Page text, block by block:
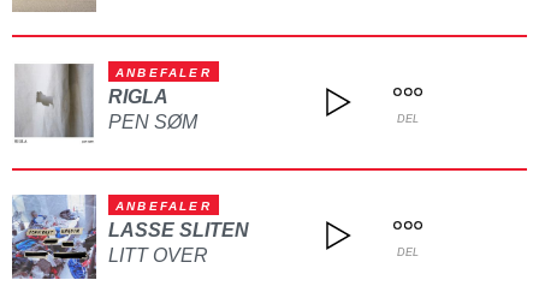
ANBEFALER
RIGLA
PEN SØM
DEL
ANBEFALER
LASSE SLITEN
LITT OVER
DEL